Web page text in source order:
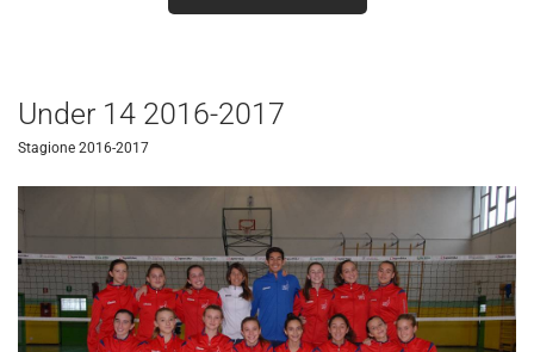
Under 14 2016-2017
Stagione 2016-2017